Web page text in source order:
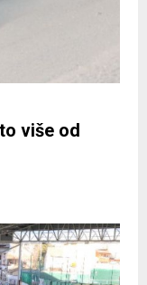
više od